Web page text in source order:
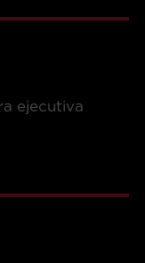
ejecutiva